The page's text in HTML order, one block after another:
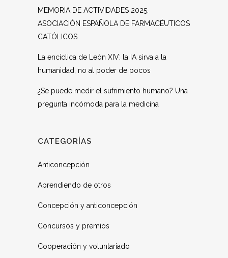
MEMORIA DE ACTIVIDADES 2025.
ASOCIACIÓN ESPAÑOLA DE FARMACÉUTICOS
CATÓLICOS
La encíclica de León XIV: la IA sirva a la
humanidad, no al poder de pocos
¿Se puede medir el sufrimiento humano? Una
pregunta incómoda para la medicina
CATEGORÍAS
Anticoncepción
Aprendiendo de otros
Concepción y anticoncepción
Concursos y premios
Cooperación y voluntariado